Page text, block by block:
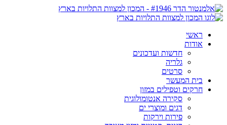
ראשי
אודות
חדשות ועדכונים
גלריה
סרטים
בית המעשר
חרקים וטפילים במזון
סקירה אנטומולוגית
דגים ומוצרי ים
פירות וירקות